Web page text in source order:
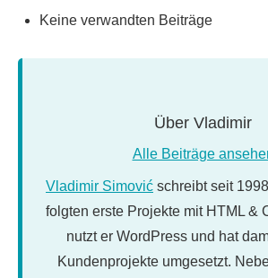
Keine verwandten Beiträge
Über Vladimir
Alle Beiträge
Vladimir Simović schreibt seit
folgten erste Projekte mit HTML &
nutzt er WordPress und hat
Kundenprojekte umgesetzt.